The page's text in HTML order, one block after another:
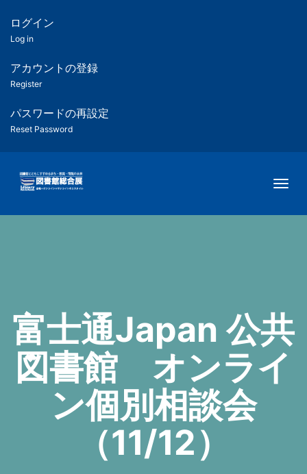
ツ
匿
名
ユ
ー
ー
用
メ
ー
ログイン
Log in
アカウントの登録
Register
パスワードの再設定
Reset Password
富士通Japan 公共
図書館 オンライ
ン個別相談会
（11/12）